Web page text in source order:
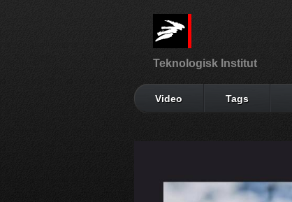
Teknologisk Institut
Video Tags